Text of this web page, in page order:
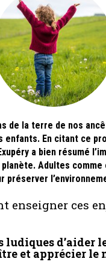
de la terre de nos
enfants. En citant ce
a bien résumé
Adultes
préserver
enseigner ces
ludiques d’aider
et apprécier le